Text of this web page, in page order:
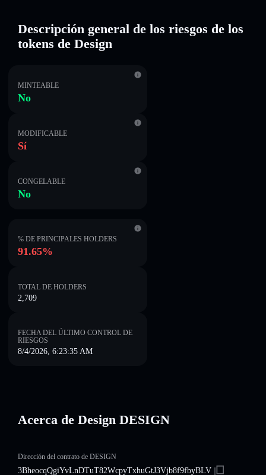
Descripción general de los riesgos de los
tokens de Design
MINTEABLE
No
MODIFICABLE
Sí
CONGELABLE
No
% DE PRINCIPALES HOLDERS
91.65%
TOTAL DE HOLDERS
2,709
FECHA DEL ÚLTIMO CONTROL DE
RIESGOS
8/4/2026, 6:23:35 AM
Acerca de Design DESIGN
Dirección del contrato de DESIGN
3BheocqQgiYvLnDTuT82WcpyTxhuGtJ3Vjb8f9fbyBLV